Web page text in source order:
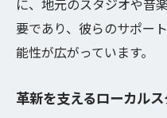
バンドレコーディ
性
プロダクション
に、地元のスタジオや音
要であり、彼らのサポー
能性が広がっています。
革新を支えるローカル